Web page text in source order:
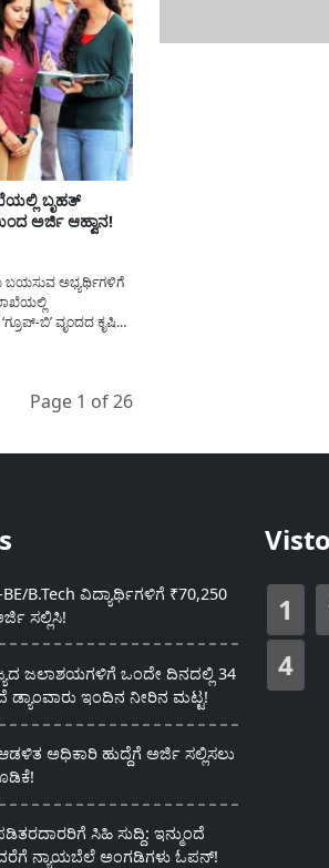
ಬೃಹತ್
ಅರ್ಜಿ ಆಹ್ವಾನ!
ಬಯಸುವ ಅಭ್ಯರ್ಥಿಗಳಿಗೆ
ಬಿ’ ವೃಂದದ ಕೃಷಿ
Page 1 of 26
B.Tech ವಿದ್ಯಾರ್ಥಿಗಳಿಗೆ ₹70,250
ಸಲ್ಲಿಸಿ!
ಜಲಾಶಯಗಳಿಗೆ ಒಂದೇ ದಿನದಲ್ಲಿ 34
ಡ್ಯಾಂವಾರು ಇಂದಿನ ನೀರಿನ ಮಟ್ಟ!
ಅಧಿಕಾರಿ ಹುದ್ದೆಗೆ ಅರ್ಜಿ ಸಲ್ಲಿಸಲು
ಸಿಹಿ ಸುದ್ದಿ: ಇನ್ಮುಂದೆ
ನ್ಯಾಯಬೆಲೆ ಅಂಗಡಿಗಳು ಓಪನ್!
1
4